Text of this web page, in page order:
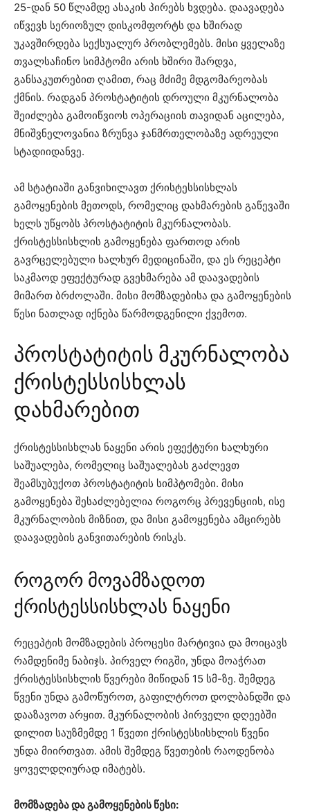
25-დან 50 წლამდე ასაკის პირებს ხვდება. დაავადება
იწვევს სერიოზულ დისკომფორტს და ხშირად
უკავშირდება სექსუალურ პრობლემებს. მისი ყველაზე
თვალსაჩინო სიმპტომი არის ხშირი შარდვა,
განსაკუთრებით ღამით, რაც მძიმე მდგომარეობას
ქმნის. რადგან პროსტატიტის დროული მკურნალობა
შეიძლება გამოიწვიოს ოპერაციის თავიდან აცილება,
მნიშვნელოვანია ზრუნვა ჯანმრთელობაზე ადრეული
სტადიიდანვე.
ამ სტატიაში განვიხილავთ ქრისტესსისხლას
გამოყენების მეთოდს, რომელიც დახმარების გაწევაში
ხელს უწყობს პროსტატიტის მკურნალობას.
ქრისტესსისხლის გამოყენება ფართოდ არის
გავრცელებული ხალხურ მედიცინაში, და ეს რეცეპტი
საკმაოდ ეფექტურად გვეხმარება ამ დაავადების
მიმართ ბრძოლაში. მისი მომზადებისა და გამოყენების
წესი ნათლად იქნება წარმოდგენილი ქვემოთ.
პროსტატიტის მკურნალობა
ქრისტესსისხლას
დახმარებით
ქრისტესსისხლას ნაყენი არის ეფექტური ხალხური
საშუალება, რომელიც საშუალებას გაძლევთ
შეამსუბუქოთ პროსტატიტის სიმპტომები. მისი
გამოყენება შესაძლებელია როგორც პრევენციის, ისე
მკურნალობის მიზნით, და მისი გამოყენება ამცირებს
დაავადების განვითარების რისკს.
როგორ მოვამზადოთ
ქრისტესსისხლას ნაყენი
რეცეპტის მომზადების პროცესი მარტივია და მოიცავს
რამდენიმე ნაბიჯს. პირველ რიგში, უნდა მოაჭრათ
ქრისტესსისხლის წვერები მიწიდან 15 სმ-ზე. შემდეგ
წვენი უნდა გამოწუროთ, გაფილტროთ დოლბანდში და
დააზავოთ არყით. მკურნალობის პირველი დღეებში
დილით საუზმემდე 1 წვეთი ქრისტესსისხლის წვენი
უნდა მიირთვათ. ამის შემდეგ წვეთების რაოდენობა
ყოველდღიურად იმატებს.
მომზადება და გამოყენების წესი: